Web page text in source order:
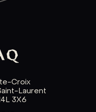
Croix
Laurent
3X6